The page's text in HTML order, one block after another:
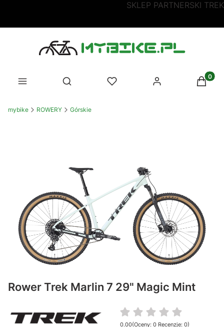
Otwórz wyszukiwarkę
mybike ROWERY Górskie
Rower Trek Marlin 7 29" Magic Mint
0.00(Oceny: 0 Recenzje: 0)